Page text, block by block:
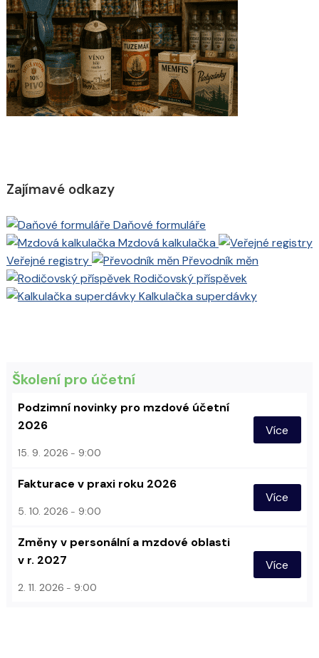
Zajímavé odkazy
Daňové formuláře
Mzdová kalkulačka
Veřejné registry
Převodník měn
Rodičovský příspěvek
Kalkulačka superdávky
Školení pro účetní
Podzimní novinky pro mzdové účetní
2026
15. 9. 2026 9:00
Více
Fakturace v praxi roku 2026
5. 10. 2026 9:00
Více
Změny v personální a mzdové oblasti
v r. 2027
2. 11. 2026 9:00
Více